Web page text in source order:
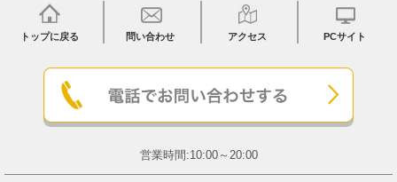
トップに戻る 問い合わせ アクセス PCサイト
営業時間:10:00～20:00